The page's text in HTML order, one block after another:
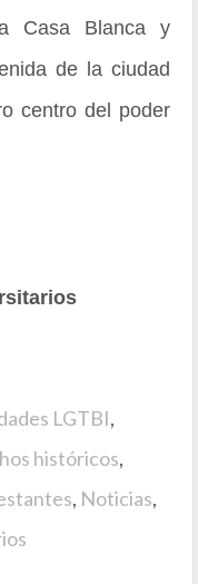
Casa Blanca y
de la ciudad
centro del poder
LGTBI,
históricos,
, Noticias,